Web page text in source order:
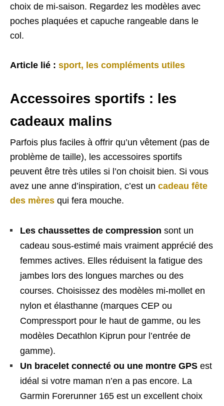
choix de mi-saison. Regardez les modèles avec
poches plaquées et capuche rangeable dans le
col.
Article lié : sport, les compléments utiles
Accessoires sportifs : les
cadeaux malins
Parfois plus faciles à offrir qu’un vêtement (pas de
problème de taille), les accessoires sportifs
peuvent être très utiles si l’on choisit bien. Si vous
avez une anne d’inspiration, c’est un cadeau fête
des mères qui fera mouche.
Les chaussettes de compression sont un
cadeau sous-estimé mais vraiment apprécié des
femmes actives. Elles réduisent la fatigue des
jambes lors des longues marches ou des
courses. Choisissez des modèles mi-mollet en
nylon et élasthanne (marques CEP ou
Compressport pour le haut de gamme, ou les
modèles Decathlon Kiprun pour l’entrée de
gamme).
Un bracelet connecté ou une montre GPS est
idéal si votre maman n’en a pas encore. La
Garmin Forerunner 165 est un excellent choix